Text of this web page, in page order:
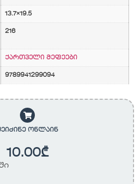
13.7×19.5
216
ქართველი მეფეები
9789941299094
ონლაინ
10.00₾